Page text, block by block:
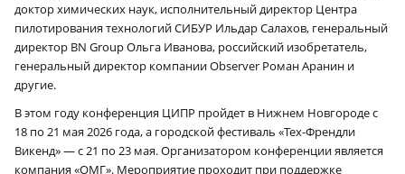
доктор химических наук, исполнительный директор Центра
пилотирования технологий СИБУР Ильдар Салахов, генеральный
директор BN Group Ольга Иванова, российский изобретатель,
генеральный директор компании Observer Роман Аранин и
другие.
В этом году конференция ЦИПР пройдет в Нижнем Новгороде с
18 по 21 мая 2026 года, а городской фестиваль «Тех-Френдли
Викенд» — с 21 по 23 мая. Организатором конференции является
компания «ОМГ». Мероприятие проходит при поддержке